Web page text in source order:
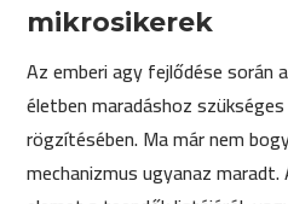
mikrosikerek
Az emberi agy fejlődése során
életben maradáshoz
rögzítésében. Ma már nem
mechanizmus ugyanaz maradt.